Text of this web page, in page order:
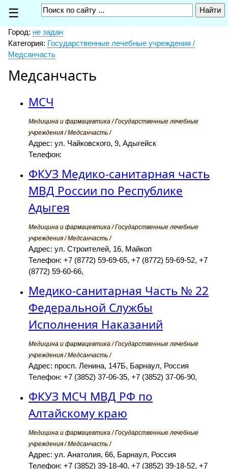
☰
Город: не задан
Категория: Государственные лечебные учреждения /
Медсанчасть
Медсанчасть
МСЧ
Медицина и фармацевтика / Государственные лечебные
учреждения / Медсанчасть /
Адрес: ул. Чайковского, 9, Адыгейск
Телефон:
ФКУЗ Медико-санитарная часть
МВД России по Республике
Адыгея
Медицина и фармацевтика / Государственные лечебные
учреждения / Медсанчасть /
Адрес: ул. Строителей, 16, Майкоп
Телефон: +7 (8772) 59-69-65, +7 (8772) 59-69-52, +7
(8772) 59-60-66,
Медико-санитарная Часть № 22
Федеральной Службы
Исполнения Наказаний
Медицина и фармацевтика / Государственные лечебные
учреждения / Медсанчасть /
Адрес: просп. Ленина, 147Б, Барнаул, Россия
Телефон: +7 (3852) 37-06-35, +7 (3852) 37-06-90,
ФКУЗ МСЧ МВД РФ по
Алтайскому краю
Медицина и фармацевтика / Государственные лечебные
учреждения / Медсанчасть /
Адрес: ул. Анатолия, 66, Барнаул, Россия
Телефон: +7 (3852) 39-18-40, +7 (3852) 39-18-52, +7